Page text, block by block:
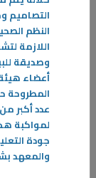
د.الأستاد : تكريم
وأكاديمية باريس
احتفلت الهيئة
المتميزين الذين
التصاميم
النظم
اللازمة
وصديقة
أعضاء
المطروحة
عدد أكبر
لمواكبة
جودة
والمعهد